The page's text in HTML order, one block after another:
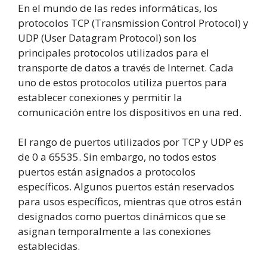
En el mundo de las redes informáticas, los
protocolos TCP (Transmission Control Protocol) y
UDP (User Datagram Protocol) son los
principales protocolos utilizados para el
transporte de datos a través de Internet. Cada
uno de estos protocolos utiliza puertos para
establecer conexiones y permitir la
comunicación entre los dispositivos en una red.
El rango de puertos utilizados por TCP y UDP es
de 0 a 65535. Sin embargo, no todos estos
puertos están asignados a protocolos
específicos. Algunos puertos están reservados
para usos específicos, mientras que otros están
designados como puertos dinámicos que se
asignan temporalmente a las conexiones
establecidas.